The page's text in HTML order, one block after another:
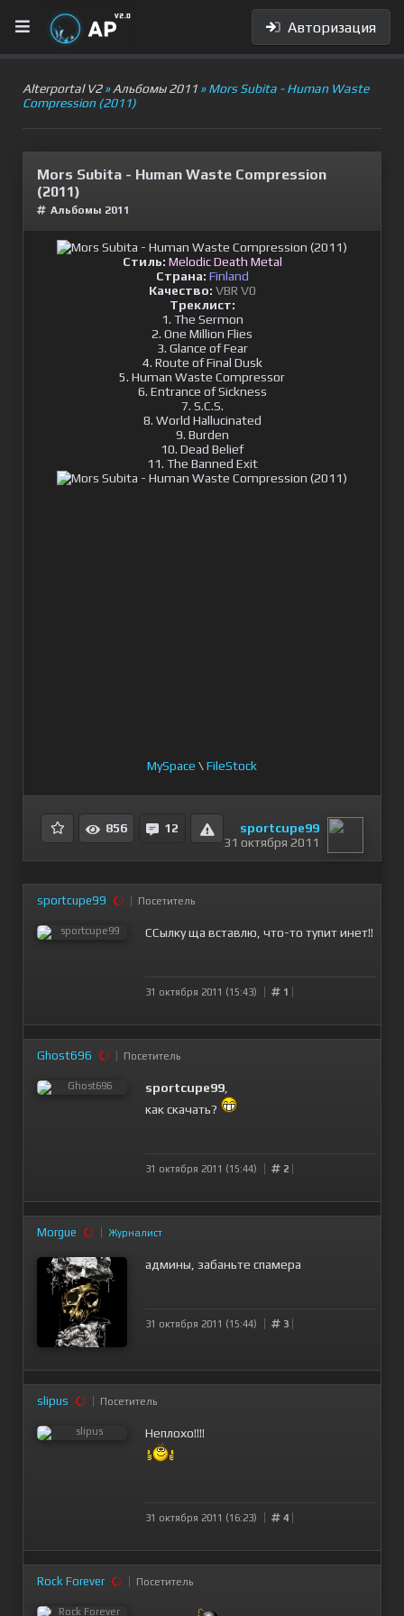
Авторизация
Alterportal V2»Альбомы 2011 » Mors Subita - Human Waste
Compression (2011)
Mors Subita - Human Waste Compression
(2011)
Альбомы 2011
Стиль: Melodic Death Metal
Страна: Finland
Качество: VBR V0
Треклист:
1. The Sermon
2. One Million Flies
3. Glance of Fear
4. Route of Final Dusk
5. Human Waste Compressor
6. Entrance of Sickness
7. S.C.S.
8. World Hallucinated
9. Burden
10. Dead Belief
11. The Banned Exit
MySpace \ FileStock
856 12
sportcupe99
31 октября 2011
sportcupe99 Посетитель
CCылку ща вставлю, что-то тупит инет!!
31 октября 2011 (15:43) 1
Ghost696 Посетитель
sportcupe99
как скачать?
31 октября 2011 (15:44) 2
Morgue Журналист
админы, забаньте спамера
31 октября 2011 (15:44) 3
slipus Посетитель
Неплохо!!!!
31 октября 2011 (16:23) 4
Rock Forever Посетитель